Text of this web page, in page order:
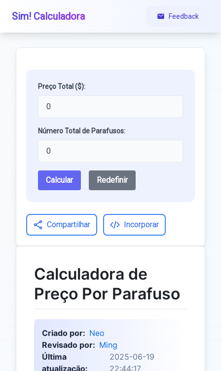
Sim! Calculadora Feedback
Preço Total ($):
Número Total de Parafusos:
Calcular Redefinir
Compartilhar Incorporar
Calculadora de
Preço Por Parafuso
Criado por: Neo
Revisado por: Ming
Última
atualização:
2025-06-19
22:44:17